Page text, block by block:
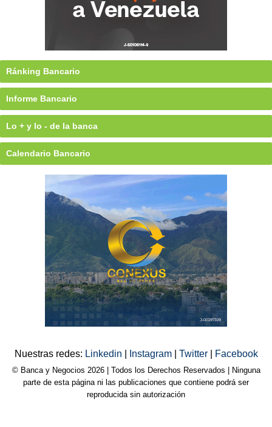
Ránking Bancario
Informe Bancario
Lo + y lo - de la banca
Calendario Bancario
Nuestras redes: Linkedin Instagram Twitter Facebook
© Banca y Negocios 2026 | Todos los Derechos Reservados | Ninguna
parte de esta página ni las publicaciones que contiene podrá ser
reproducida sin autorización